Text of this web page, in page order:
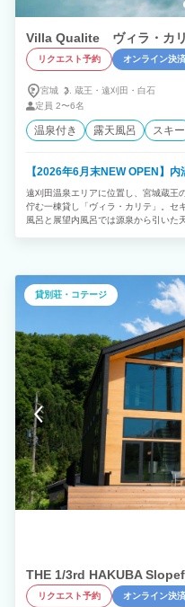
吸殻が発見された場合、特別清掃費
方と騒音（最重要） 周辺環境への
は屋外スペース（BBQエリア・サウナ
どはお止め下さい。 21時以降は屋外
しください。 苦情や通報があった場
ペレットグリルの制限 花火、薪、炭
止です。 備え付けのペレットグリル
ど）を入れる行為は固く禁止します
全額請求します。 外出時は、サウナ
て下さい。 7. 土足厳禁とスリッパ
リッパを履いたまま、バーベキューエ
掃費として50,000円を請求します。
臭いや汚れが残った場合は追加清掃費
ーの禁止 ペットの同伴、およびパ
は退去要求および特別清掃費50,000
分別方法に従い廃棄してください。
消臭費として50,000円を請求します
（スマートロック、Webカメラ、Wi-Fi
す。 入室時に備品等の破損を見つけ
ジで写真と共にご連絡ください。 そ
す。 12. 駐車場（無料3台） 車両は
ださい（周辺道路への駐車厳禁）。
の責任を負いません。 13. 現地決済
QRコードからその都度ご精算くださ
費は、清掃スタッフが現場を確認した
PayPayで即時お支払いいただきま
都合（天候、交通機関の遅延、予定
セルのリスクに備えたい方は、事前に
たします。 清掃不備による返金要望
にメッセージをいただいた場合のみ
ぬ停電、Wi-Fi障害などの外部要因に
安全管理とその他の注意事項 館内（
ギー発症、お客様の遺失物について
Villa Qualite ヴィラ・カ
リクエスト予約 オンライン決済
宮城 蔵王・ 遠刈田・ 白石
定員 2〜6名
温泉付き 露天風呂 スキー
【2026年6月末NEW OPEN】
遠刈田温泉エリアに位置し、宮城蔵王
佇む一棟貸し「ヴィラ・カリテ」。セ
風呂と展望内風呂では源泉から引いた
ーラインや蔵王御釜、みやぎ蔵王えぼ
も良く、宮城蔵王観光の拠点として四
貸別荘・コテージ
THE 1/3rd HAKUBA
リクエスト予約 オンライン決済